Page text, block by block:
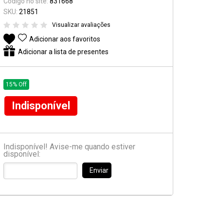
Pedal & Pedaleira
Captadores
Diversos
SKU: 21851
Visualizar avaliações
Adicionar aos favoritos
Adicionar a lista de presentes
15% Off
Indisponível
Indisponível! Avise-me quando estiver
disponível:
Enviar